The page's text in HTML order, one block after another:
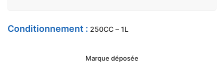
Conditionnement : 250CC – 1L
Marque déposée